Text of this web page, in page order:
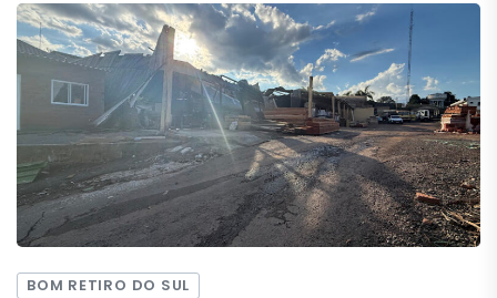
BOM RETIRO DO SUL